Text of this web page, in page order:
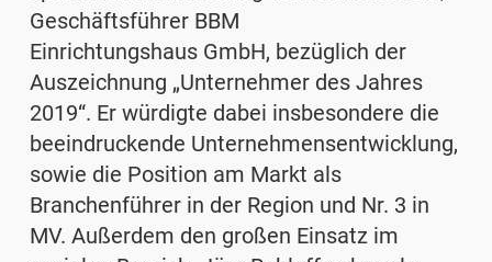
Geschäftsführer BBM
Einrichtungshaus GmbH, bezüglich der
Auszeichnung „Unternehmer des Jahres
2019“. Er würdigte dabei insbesondere die
beeindruckende Unternehmensentwicklung,
sowie die Position am Markt als
Branchenführer in der Region und Nr. 3 in
MV. Außerdem den großen Einsatz im